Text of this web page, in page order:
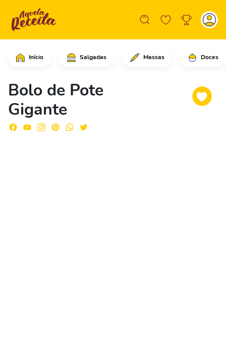
Início Salgadas Massas Doces
Bolo de Pote
Gigante
Em um pote grande com o bolo de